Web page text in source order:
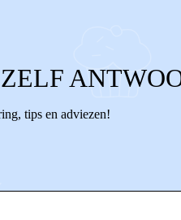
tips en adviezen!